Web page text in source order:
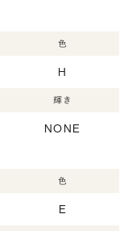
色
H
輝き
NONE
色
E